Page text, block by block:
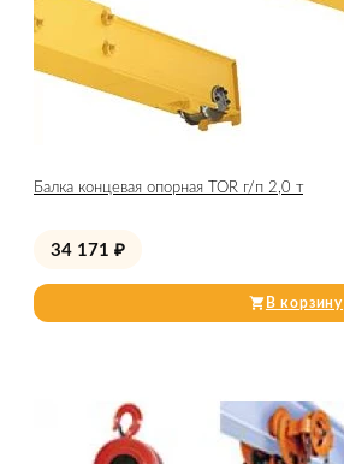
Балка концевая опорная TOR г/п 2,0 т
34 171 ₽
В корзину